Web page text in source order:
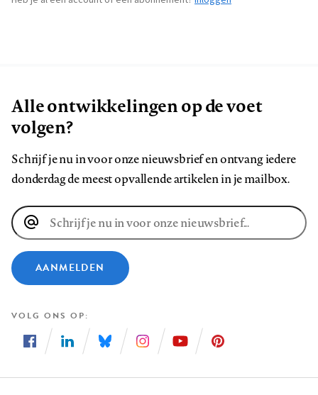
Alle ontwikkelingen op de voet
volgen?
Schrijf je nu in voor onze nieuwsbrief en ontvang iedere
donderdag de meest opvallende artikelen in je mailbox.
E-
mailadres
AANMELDEN
VOLG ONS OP
ons
ons
ons
ons
ons
ons